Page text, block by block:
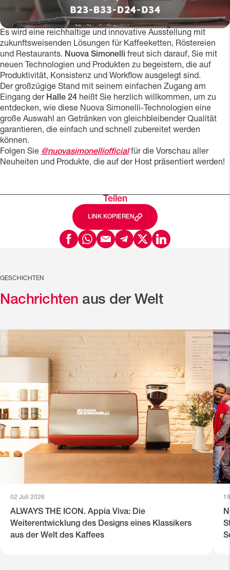
Es wird eine reichhaltige und innovative Ausstellung mit
zukunftsweisenden Lösungen für Kaffeeketten, Röstereien
und Restaurants. Nuova Simonelli freut sich darauf, Sie mit
neuen Technologien und Produkten zu begeistern, die auf
Produktivität, Konsistenz und Workflow ausgelegt sind.
Der großzügige Stand mit seinem einfachen Zugang am
Eingang der Halle 24 heißt Sie herzlich willkommen, um zu
entdecken, wie diese Nuova Simonelli-Technologien eine
große Auswahl an Getränken von gleichbleibender Qualität
garantieren, die einfach und schnell zubereitet werden
können.
Folgen Sie @nuovasimonelliofficialfür die Vorschau aller
Neuheiten und Produkte, die auf der Host präsentiert werden!
Teilen
LINK KOPIEREN
GESCHICHTEN
Nachrichten aus der Welt
02 Juli 2026
ALWAYS THE ICON. Appia Viva: Die
Weiterentwicklung des Designs eines Klassikers
aus der Welt des Kaffees